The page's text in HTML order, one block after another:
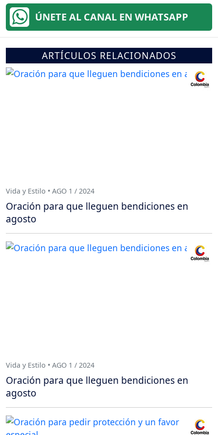
ÚNETE AL CANAL EN WHATSAPP
ARTÍCULOS RELACIONADOS
Vida y Estilo • AGO 1 / 2024
Oración para que lleguen bendiciones en
agosto
Vida y Estilo • AGO 1 / 2024
Oración para que lleguen bendiciones en
agosto